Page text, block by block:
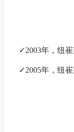
✓2003年，纽
✓2005年，纽